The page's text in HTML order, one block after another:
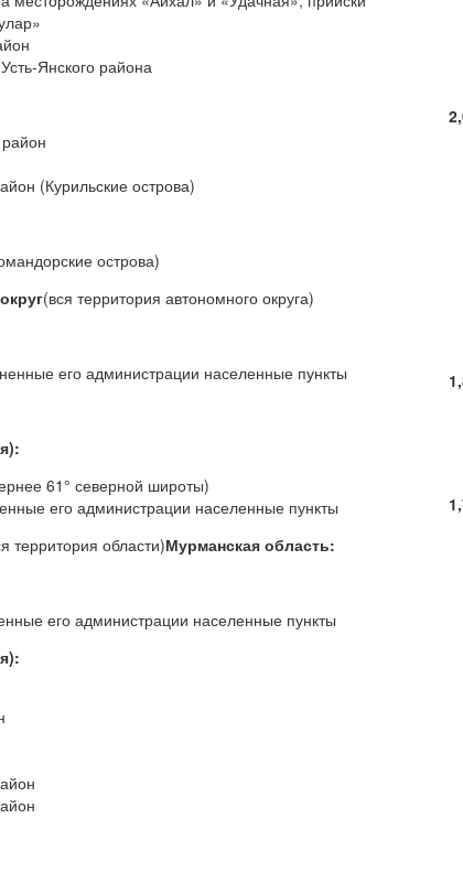
Янского района
(Курильские острова)
острова)
(вся территория автономного округа)
его администрации населенные пункты
61° северной широты)
его администрации населенные пункты
территория области)Мурманская область:
его администрации населенные пункты